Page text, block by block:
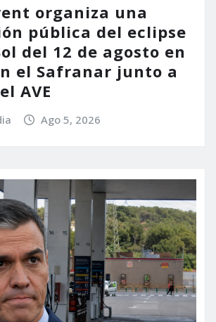
organiza una
pública del eclipse
del 12 de agosto en
el Safranar junto a
AVE
Ago 5, 2026